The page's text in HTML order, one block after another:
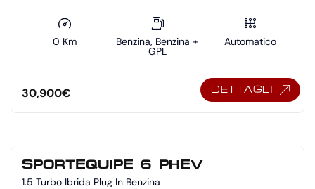
0 Km Benzina, Benzina +
GPL
Automatico
30,900€ DETTAGLI
SPORTEQUIPE 6 PHEV
1.5 Turbo Ibrida Plug In Benzina